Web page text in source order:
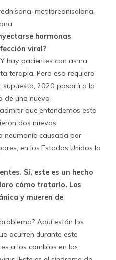
metilprednisolona,
hormonas
viral?
hay pacientes con asma
terapia. Pero eso requiere
supuesto, 2020 pasará a la
de una nueva
que entendemos esta
dos nuevas
neumonía causada por
en los Estados Unidos la
Sí, este es un hecho
cómo tratarlo. Los
y mueren de
Aquí están los
ocurren durante este
a los cambios en los